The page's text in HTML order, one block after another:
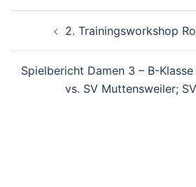
2. Trainingsworkshop
Spielbericht Damen 3 – B-
vs. SV Muttensweiler;